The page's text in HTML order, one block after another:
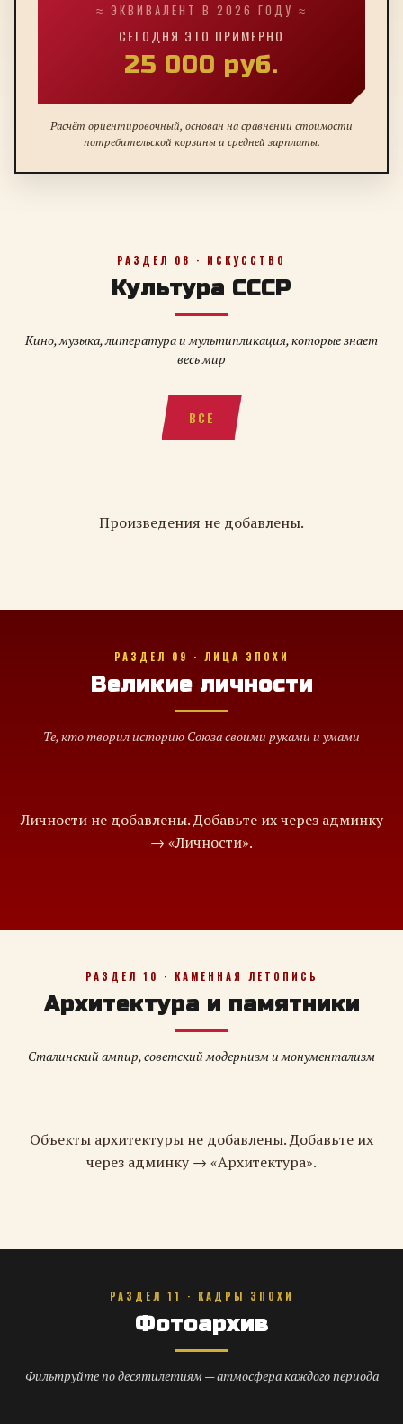
≈ ЭКВИВАЛЕНТ В 2026 ГОДУ ≈
СЕГОДНЯ ЭТО ПРИМЕРНО
25 000 руб.
Расчёт ориентировочный, основан на сравнении стоимости
потребительской корзины и средней зарплаты.
РАЗДЕЛ 08 · ИСКУССТВО
Культура СССР
Кино, музыка, литература и мультипликация, которые знает
весь мир
ВСЕ
Произведения не добавлены.
РАЗДЕЛ 09 · ЛИЦА ЭПОХИ
Великие личности
Те, кто творил историю Союза своими руками и умами
Личности не добавлены. Добавьте их через админку
→ «Личности».
РАЗДЕЛ 10 · КАМЕННАЯ ЛЕТОПИСЬ
Архитектура и памятники
Сталинский ампир, советский модернизм и монументализм
Объекты архитектуры не добавлены. Добавьте их
через админку → «Архитектура».
РАЗДЕЛ 11 · КАДРЫ ЭПОХИ
Фотоархив
Фильтруйте по десятилетиям — атмосфера каждого периода